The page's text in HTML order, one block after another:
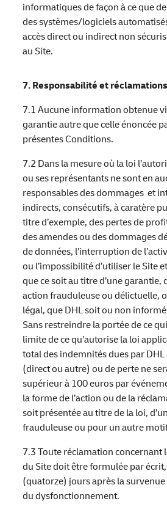
informatiques de façon à ce que
des systèmes/logiciels
accès direct ou indirect non
au Site.
7. Responsabilité et réclamations
7.1 Aucune information obtenue
garantie autre que celle énoncée
présentes Conditions.
7.2 Dans la mesure où la loi
ou ses représentants ne sont en
responsables des dommages et
indirects, consécutifs, à caratère
titre d’exemple, des pertes de
des amendes ou des dommages
de données, l’interruption de
ou l’impossibilité d’utiliser le Site
que ce soit au titre d’une garantie,
action frauduleuse ou délictuelle,
légal, que DHL soit ou non
Sans restreindre la portée de ce
limite de ce qu’autorise la loi
total des indemnités dues par DHL
(direct ou autre) ou de perte ne
supérieur à 100 euros par
la forme de l’action ou de la
soit présentée au titre de la loi,
frauduleuse ou pour un autre
7.3 Toute réclamation
du Site doit être formulée par
(quatorze) jours après la
du dysfonctionnement.